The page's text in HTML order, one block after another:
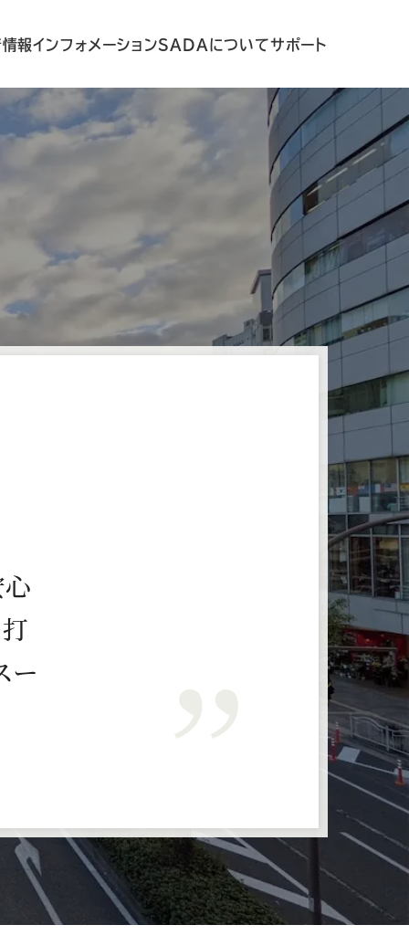
報インフォメーションSADAについてサポート
心
打
ー